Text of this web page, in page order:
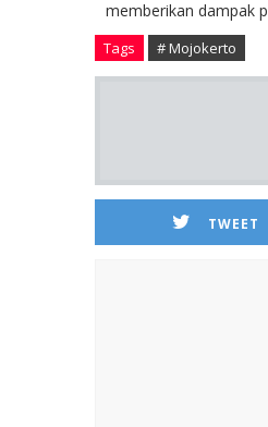
memberikan dampak
Tags # Mojokerto
TWEET